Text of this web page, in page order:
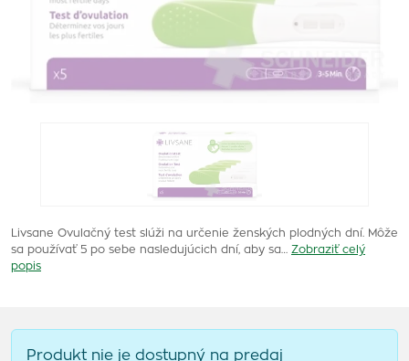
Livsane Ovulačný test slúži na určenie ženských plodných dní. Môže
sa používať 5 po sebe nasledujúcich dní, aby sa…
Zobraziť celý
popis
Produkt nie je dostupný na predaj